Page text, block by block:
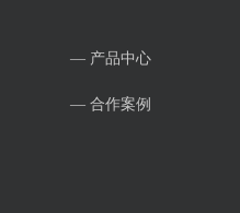
— 产品中心
— 合作案例